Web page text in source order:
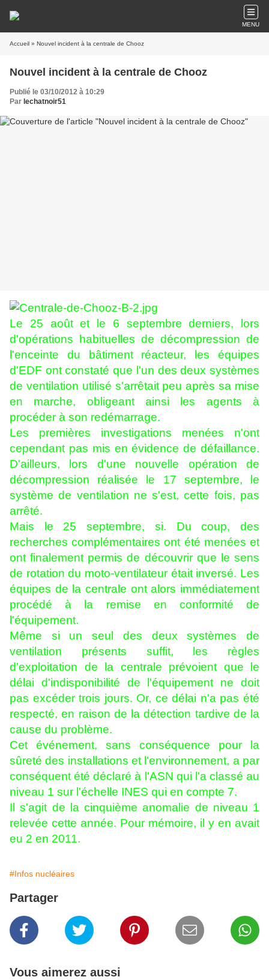
MENU
Accueil » Nouvel incident à la centrale de Chooz
Nouvel incident à la centrale de Chooz
Publié le 03/10/2012 à 10:29
Par lechatnoir51
Le 25 août et le 6 septembre derniers, lors
d'opérations habituelles de décompression de
l'enceinte du bâtiment réacteur, les équipes
d'EDF ont constaté que l'un des deux systèmes
de ventilation utilisé s'arrêtait peu après sa mise
en marche, obligeant ainsi les agents à
procéder à son redémarrage.
Les premières investigations menées n'ont
cependant pas mis en évidence de défaillance.
D'ailleurs, lors d'une nouvelle opération de
décompression réalisée le 17 septembre, le
système de ventilation ne s'est, cette fois, pas
arrêté.
Mais le 25 septembre, si. Du coup, des
recherches complémentaires ont été menées et
ont finalement permis de découvrir que le sens
de rotation du moto-ventilateur était inversé. Les
équipes de la centrale ont alors immédiatement
procédé à la remise en conformité de
l'équipement.
Même si un seul des deux systèmes de
ventilation présents suffit, les règles
d'exploitation de la centrale prévoient que le
délai d'indisponibilité de l'équipement ne doit
pas excéder trois jours. Or, ce délai n'a pas été
respecté, en raison de la détection tardive de la
cause du problème.
Cet événement, sans conséquence pour la
sûreté des installations et l'environnement, a par
conséquent été déclaré à l'ASN qui l'a classé au
niveau 1 sur l'échelle INES qui en compte 7.
Il s'agit de la cinquième anomalie de niveau 1
relevée cette année. Pour mémoire, il y en avait
eu 2 en 2011.
#Infos nucléaires
Partager
Vous aimerez aussi